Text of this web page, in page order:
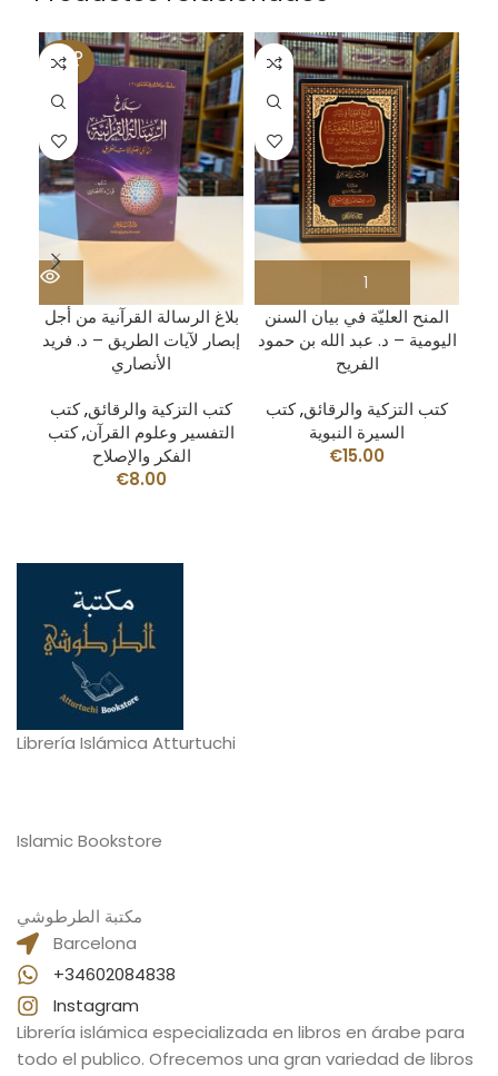
SOLD
OUT
بلاغ الرسالة القرآنية من أجل
إبصار لآيات الطريق – د. فريد
الأنصاري
كتب التزكية والرقائق,كتب
التفسير وعلوم القرآن,كتب
الفكر والإصلاح
€8.00
المنح العليّة في بيان السنن
اليومية – د. عبد الله بن حمود
الفريح
كتب التزكية والرقائق,كتب
السيرة النبوية
€15.00
Librería Islámica Atturtuchi
Islamic Bookstore
مكتبة الطرطوشي
Barcelona
+34602084838
Instagram
Librería islámica especializada en libros en árabe para
todo el publico. Ofrecemos una gran variedad de libros